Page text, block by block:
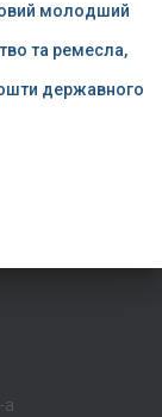
молодший
та ремесла,
державного
а